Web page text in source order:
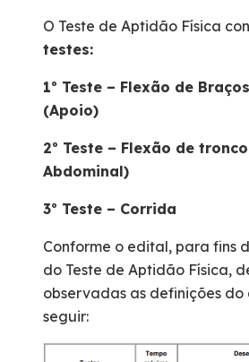
O Teste de Aptidão Física
testes:
1º Teste – Flexão de
(Apoio)
2º Teste – Flexão de
Abdominal)
3º Teste – Corrida
Conforme o edital, para fins
do Teste de Aptidão Física,
observadas as definições
seguir: